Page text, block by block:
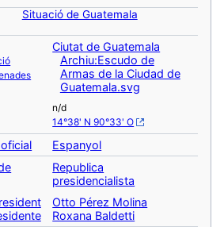
Situació de Guatemala
Ciutat de Guatemala
Archiu:Escudo de
Armas de la Ciudad de
Guatemala.svg
n/d
14°38' N 90°33' O
Espanyol
Republica
presidencialista
Otto Pérez Molina
Roxana Baldetti